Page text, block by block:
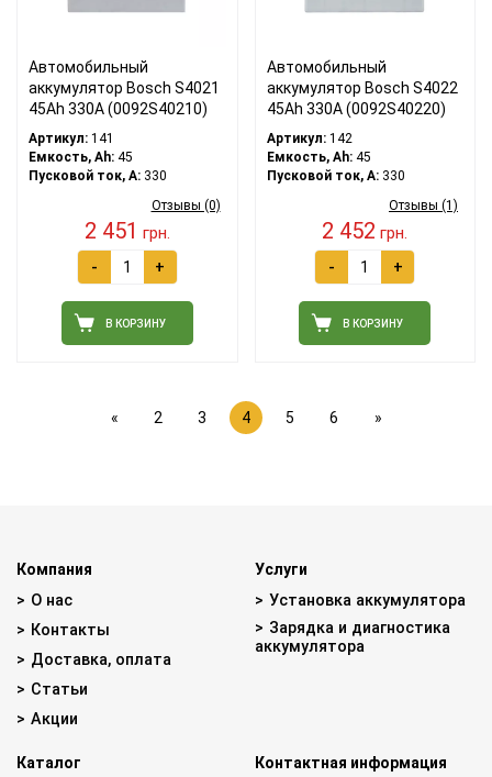
Автомобильный
аккумулятор Bosch S4021
45Ah 330A (0092S40210)
Артикул: 141
Емкость, Ah: 45
Пусковой ток, A: 330
Отзывы (0)
2 451 грн.
- +
В КОРЗИНУ
Автомобильный
аккумулятор Bosch S4022
45Ah 330A (0092S40220)
Артикул:142
Емкость, Ah:45
Пусковой ток, A:330
Отзывы (1)
2 452 грн.
- +
В КОРЗИНУ
« 2 3 4 5 6 »
Компания
О нас
Контакты
Доставка, оплата
Статьи
Акции
Услуги
Установка аккумулятора
Зарядка и диагностика
аккумулятора
Каталог
Контактная информация